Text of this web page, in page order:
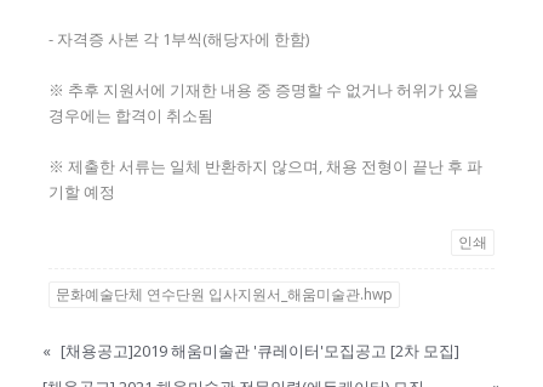
- 자격증 사본 각 1부씩(해당자에 한함)
※ 추후 지원서에 기재한 내용 중 증명할 수 없거나 허위가 있을
경우에는 합격이 취소됨
※ 제출한 서류는 일체 반환하지 않으며, 채용 전형이 끝난 후 파
기할 예정
인쇄
문화예술단체 연수단원 입사지원서_해움미술관.hwp
« [채용공고]2019 해움미술관 '큐레이터'모집공고 [2차 모집]